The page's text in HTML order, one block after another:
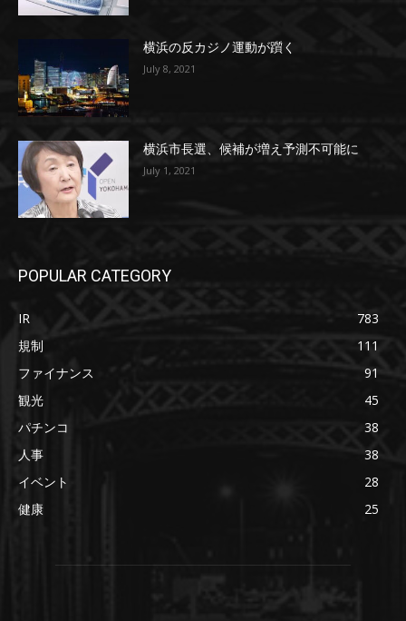
横浜の反カジノ運動が躓く
July 8, 2021
横浜市長選、候補が増え予測不可能に
July 1, 2021
POPULAR CATEGORY
IR
783
規制
111
ファイナンス
91
観光
45
パチンコ
38
人事
38
イベント
28
健康
25